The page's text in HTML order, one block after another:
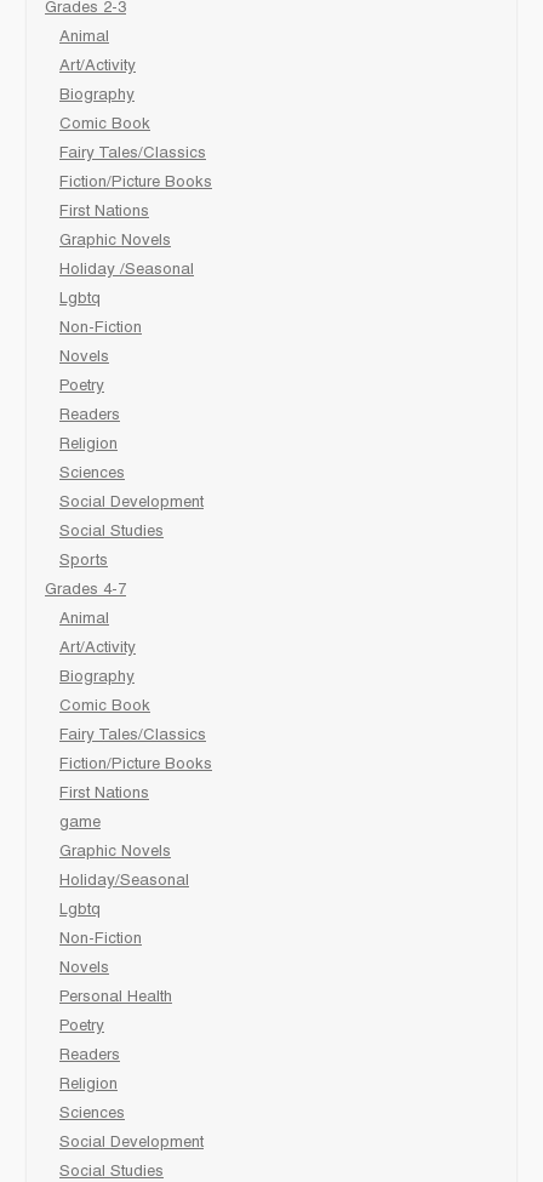
Grades 2-3
Animal
Art/Activity
Biography
Comic Book
Fairy Tales/Classics
Fiction/Picture Books
First Nations
Graphic Novels
Holiday /Seasonal
Lgbtq
Non-Fiction
Novels
Poetry
Readers
Religion
Sciences
Social Development
Social Studies
Sports
Grades 4-7
Animal
Art/Activity
Biography
Comic Book
Fairy Tales/Classics
Fiction/Picture Books
First Nations
game
Graphic Novels
Holiday/Seasonal
Lgbtq
Non-Fiction
Novels
Personal Health
Poetry
Readers
Religion
Sciences
Social Development
Social Studies